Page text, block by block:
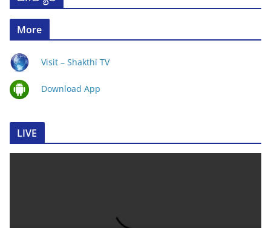
More
Visit – Shakthi TV
Download App
LIVE